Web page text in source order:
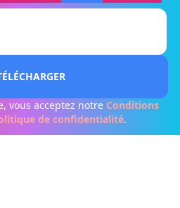
vous acceptez notre Conditions
de confidentialité.